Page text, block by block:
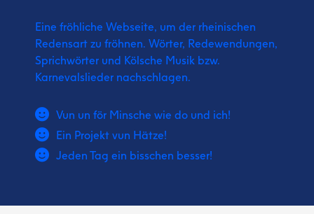
Eine fröhliche Webseite, um der rheinischen
Redensart zu fröhnen. Wörter, Redewendungen,
Sprichwörter und Kölsche Musik bzw.
Karnevalslieder nachschlagen.
Vun un för Minsche wie do und ich!
Ein Projekt vun Hätze!
Jeden Tag ein bisschen besser!